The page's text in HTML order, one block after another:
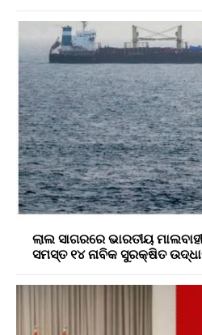
ଲାଲ ସାଗରରେ ଭାରତୀୟ
ସମସ୍ତ ୧୪ ନାବିକ ସୁରକ୍ଷିତ